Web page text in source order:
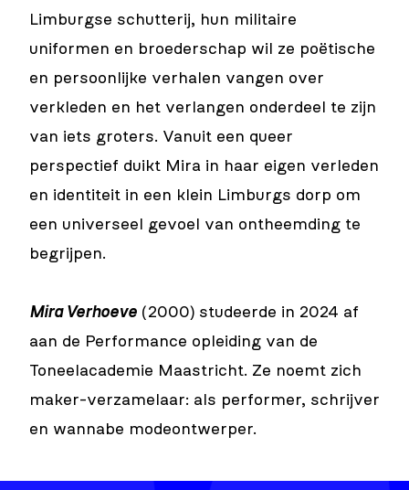
Limburgse schutterij, hun militaire
uniformen en broederschap wil ze poëtische
en persoonlijke verhalen vangen over
verkleden en het verlangen onderdeel te zijn
van iets groters. Vanuit een queer
perspectief duikt Mira in haar eigen verleden
en identiteit in een klein Limburgs dorp om
een universeel gevoel van ontheemding te
begrijpen.
Mira Verhoeve (2000) studeerde in 2024 af
aan de Performance opleiding van de
Toneelacademie Maastricht. Ze noemt zich
maker-verzamelaar: als performer, schrijver
en wannabe modeontwerper.